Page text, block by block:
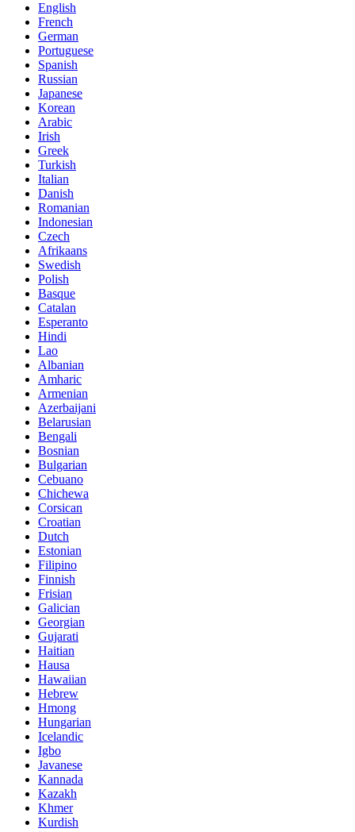
English
French
German
Portuguese
Spanish
Russian
Japanese
Korean
Arabic
Irish
Greek
Turkish
Italian
Danish
Romanian
Indonesian
Czech
Afrikaans
Swedish
Polish
Basque
Catalan
Esperanto
Hindi
Lao
Albanian
Amharic
Armenian
Azerbaijani
Belarusian
Bengali
Bosnian
Bulgarian
Cebuano
Chichewa
Corsican
Croatian
Dutch
Estonian
Filipino
Finnish
Frisian
Galician
Georgian
Gujarati
Haitian
Hausa
Hawaiian
Hebrew
Hmong
Hungarian
Icelandic
Igbo
Javanese
Kannada
Kazakh
Khmer
Kurdish